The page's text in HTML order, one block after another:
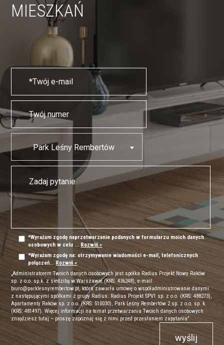
MIESZKAŃ
Park Leśny Rembertów
*Wyrażam zgodę naprzetwarzanie podanych w formularzu moich danych
osobowych w celu ... Rozwiń »
*Wyrażam zgodę na: otrzymywanie wiadomości e-mail, telefonicznych
połączeń... Rozwiń »
„Administratorem Twoich danych osobowych jest spółka Radius Projekt Nowy Raków
sp. z o.o. sp.k. z siedzibą w Warszawie (KRS: 436248), e-mail:
biuro@parklesnyrembertow.pl, która zawarła umowę o współadministrowanie danymi
z następującymi spółkami z grupy Radius: Radius Projekt SPV1 sp. z o.o. (KRS: 488273),
Apartamenty Raków sp. z o.o. (KRS: 510030), Park Leśny Rembertów 2 sp. z o.o. sp. k.
(KRS: 481497). Więcej informacji na temat przetwarzania Twoich danych osobowych
znajdziesz tutaj – proszę zapoznaj się z nimi przed przesłaniem zapytania”